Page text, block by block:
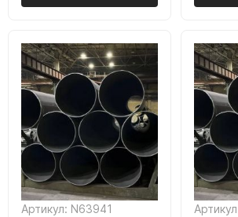
Артикул: N63941